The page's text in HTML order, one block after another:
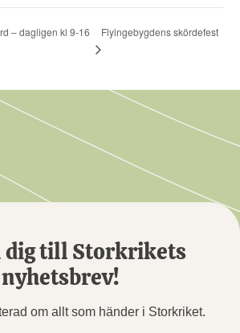
– dagligen kl 9-16 Flyingebygdens skördefest
dig till Storkrikets
nyhetsbrev!
om allt som händer i Storkriket.